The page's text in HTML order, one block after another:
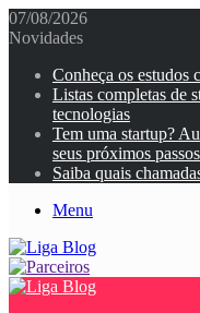
07/08/2026
Novidades
Conheça os estudos
Listas completas de
tecnologias
Tem uma startup?
seus próximos passos
Saiba quais
Menu